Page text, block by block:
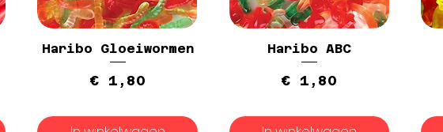
Haribo Gloeiwormen
Prijs
€ 1,80
Haribo ABC
Prijs
€ 1,80